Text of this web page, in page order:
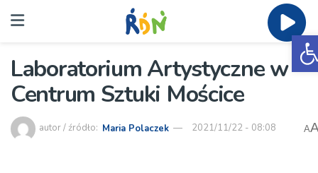
Laboratorium Artystyczne w
Centrum Sztuki Mościce
autor / źródło: Maria Polaczek 2021/11/22 - 08:08 A